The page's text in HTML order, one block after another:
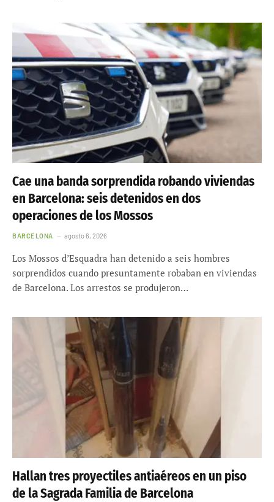
Cae una banda sorprendida robando viviendas
en Barcelona: seis detenidos en dos
operaciones de los Mossos
BARCELONA agosto 6, 2026
Los Mossos d’Esquadra han detenido a seis hombres
sorprendidos cuando presuntamente robaban en viviendas
de Barcelona. Los arrestos se produjeron…
Hallan tres proyectiles antiaéreos en un piso
de la Sagrada Familia de Barcelona